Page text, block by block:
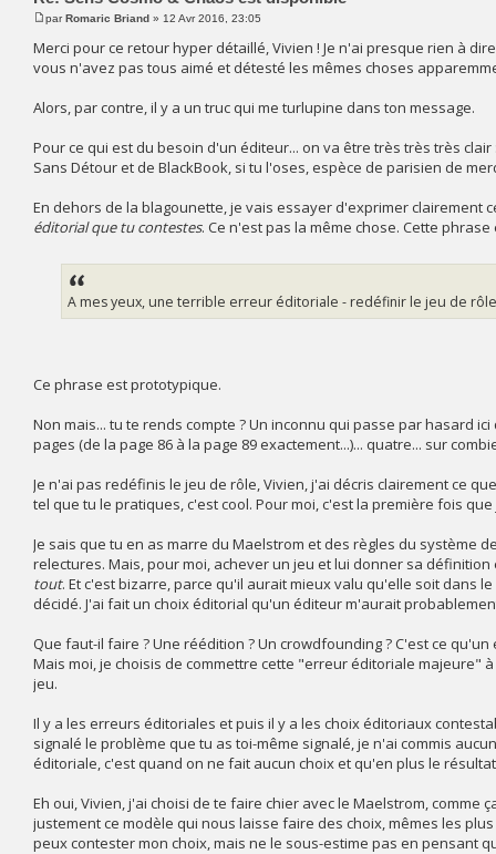
parRomaric Briand » 12 Avr 2016, 23:05
Merci pour ce retour hyper détaillé, Vivien ! Je n'ai presque rien à
vous n'avez pas tous aimé et détesté les mêmes choses
Alors, par contre, il y a un truc qui me turlupine dans ton message.
Pour ce qui est du besoin d'un éditeur... on va être très très très
Sans Détour et de BlackBook, si tu l'oses, espèce de parisien de
En dehors de la blagounette, je vais essayer d'exprimer clairement
éditorial que tu contestes. Ce n'est pas la même chose. Cette
A mes yeux, une terrible erreur éditoriale - redéfinir le jeu de
Ce phrase est prototypique.
Non mais... tu te rends compte ? Un inconnu qui passe par hasard
pages (de la page 86 à la page 89 exactement...)... quatre... sur
Je n'ai pas redéfinis le jeu de rôle, Vivien, j'ai décris clairement ce
tel que tu le pratiques, c'est cool. Pour moi, c'est la première fois
Je sais que tu en as marre du Maelstrom et des règles du système
relectures. Mais, pour moi, achever un jeu et lui donner sa
tout. Et c'est bizarre, parce qu'il aurait mieux valu qu'elle soit dans
décidé. J'ai fait un choix éditorial qu'un éditeur m'aurait
Que faut-il faire ? Une réédition ? Un crowdfounding ? C'est ce
Mais moi, je choisis de commettre cette "erreur éditoriale majeure"
jeu.
Il y a les erreurs éditoriales et puis il y a les choix éditoriaux
signalé le problème que tu as toi-même signalé, je n'ai commis
éditoriale, c'est quand on ne fait aucun choix et qu'en plus le
Eh oui, Vivien, j'ai choisi de te faire chier avec le Maelstrom, comme
justement ce modèle qui nous laisse faire des choix, mêmes les
peux contester mon choix, mais ne le sous-estime pas en pensant